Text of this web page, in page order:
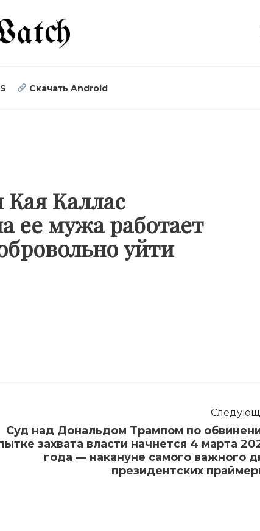
Скачать Android
Каллас
ее мужа работает
уйти
Суд над Дональдом Трампом по
захвата власти начнется 4 марта
года — накануне самого важного
президентских